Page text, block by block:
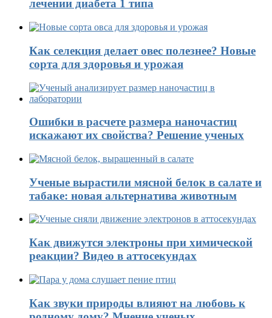
лечении диабета 1 типа
Как селекция делает овес полезнее? Новые
сорта для здоровья и урожая
Ошибки в расчете размера наночастиц
искажают их свойства? Решение ученых
Ученые вырастили мясной белок в салате и
табаке: новая альтернатива животным
Как движутся электроны при химической
реакции? Видео в аттосекундах
Как звуки природы влияют на любовь к